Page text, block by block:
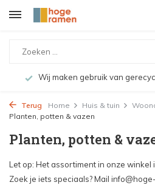
Bekijk de producten live
Terug Home Huis & tuin
Planten, potten & vazen
Planten, potten &
Let op: Het assortiment in onze winkel
Zoek je iets speciaals? Mail